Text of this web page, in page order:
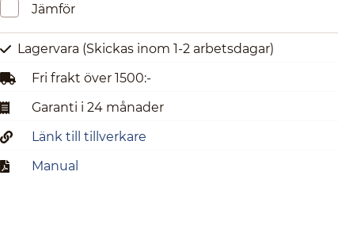
Jämför
Lagervara (Skickas inom 1-2 arbetsdagar)
Fri frakt över 1500:-
Garanti i 24 månader
Länk till tillverkare
Manual